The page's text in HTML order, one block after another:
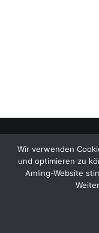
Dr. med. Dagmar
Sportmedizin,
Wir verwenden
und optimieren zu
Amling-Website